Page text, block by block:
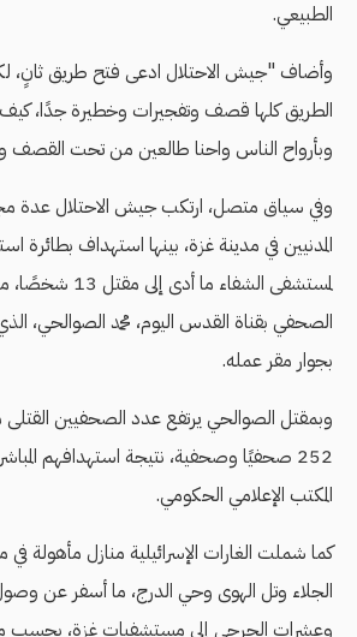
الطبيعي.
وأضاف "جيش الاحتلال ادعى فتح طريق ثانٍ،
الطريق كلها قصف وتفجيرات وخطيرة جدًا، كيف
وبأرواح الناس واحنا طالعين من تحت القصف
وفي سياق متصل، ارتكب جيش الاحتلال عدة
المدنيين في مدينة غزة، بينها استهداف بطائرة
لمستشفى الشفاء ما
الصحفي بقناة القدس اليوم، محمد الصوالحي،
بجوار مقر عمله.
وبمقتل الصوالحي يرتفع عدد الصحفيين
252 صحفيًا وصحفية، نتيجة استهدافهم
المكتب الإعلامي الحكومي.
كما شملت الغارات الإسرائيلية منازل مأهولة
وعشرات الجرحى إلى مستشفيات غزة، بحسب